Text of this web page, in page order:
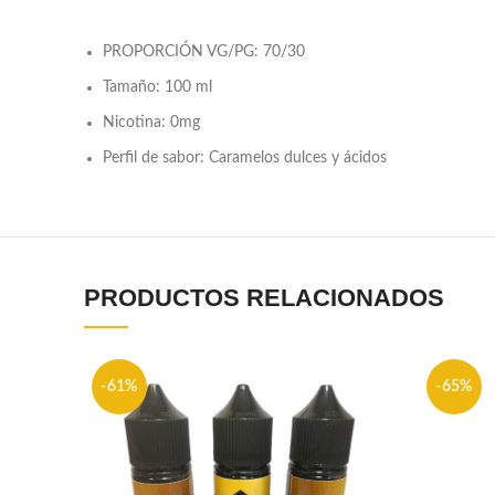
PROPORCIÓN VG/PG: 70/30
Tamaño: 100 ml
Nicotina: 0mg
Perfil de sabor: Caramelos dulces y ácidos
PRODUCTOS RELACIONADOS
-61% -65%